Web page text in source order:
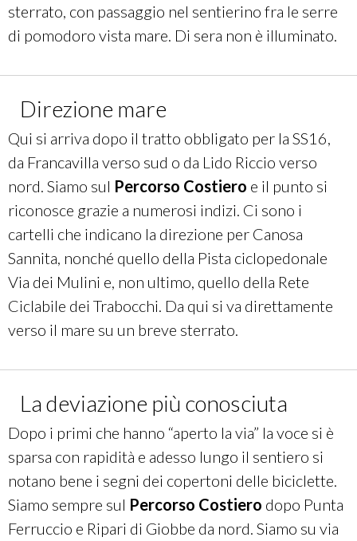
sterrato, con passaggio nel sentierino fra le serre
di pomodoro vista mare. Di sera non è illuminato.
Direzione mare
Qui si arriva dopo il tratto obbligato per la SS16,
da Francavilla verso sud o da Lido Riccio verso
nord. Siamo sul Percorso Costiero e il punto si
riconosce grazie a numerosi indizi. Ci sono i
cartelli che indicano la direzione per Canosa
Sannita, nonché quello della Pista ciclopedonale
Via dei Mulini e, non ultimo, quello della Rete
Ciclabile dei Trabocchi. Da qui si va direttamente
verso il mare su un breve sterrato.
La deviazione più conosciuta
Dopo i primi che hanno “aperto la via” la voce si è
sparsa con rapidità e adesso lungo il sentiero si
notano bene i segni dei copertoni delle biciclette.
Siamo sempre sul Percorso Costiero dopo Punta
Ferruccio e Ripari di Giobbe da nord. Siamo su via